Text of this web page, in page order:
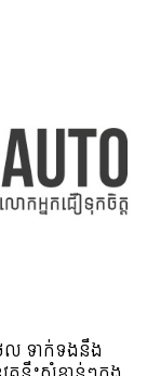
ល ទាក់ទងនឹង